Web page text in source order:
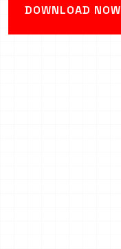
DOWNLOAD NOW